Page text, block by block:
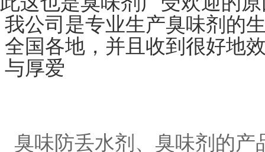
我公司是专业生产臭味剂的
全国各地，并且收到很好地
与厚爱
臭味防丢水剂、臭味剂的